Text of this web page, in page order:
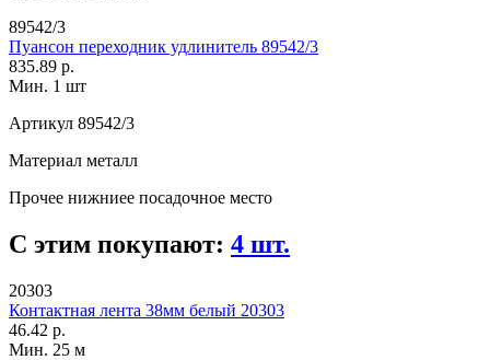
89542/3
Пуансон переходник удлинитель 89542/3
835.89 р.
Мин. 1 шт
Артикул 89542/3
Материал металл
Прочее нижниее посадочное место
С этим покупают: 4 шт.
20303
Контактная лента 38мм белый 20303
46.42 р.
Мин. 25 м